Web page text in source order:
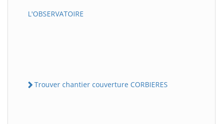
L'OBSERVATOIRE
Trouver chantier couverture CORBIERES